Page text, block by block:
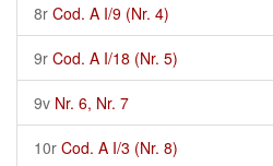
8r Cod. A I/9 (Nr. 4)
9r Cod. A I/18 (Nr. 5)
9v Nr. 6, Nr. 7
10r Cod. A I/3 (Nr. 8)